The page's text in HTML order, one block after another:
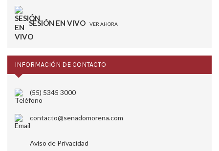
SESIÓN EN VIVO VER AHORA
INFORMACIÓN DE CONTACTO
(55) 5345 3000
contacto@senadomorena.com
Aviso de Privacidad